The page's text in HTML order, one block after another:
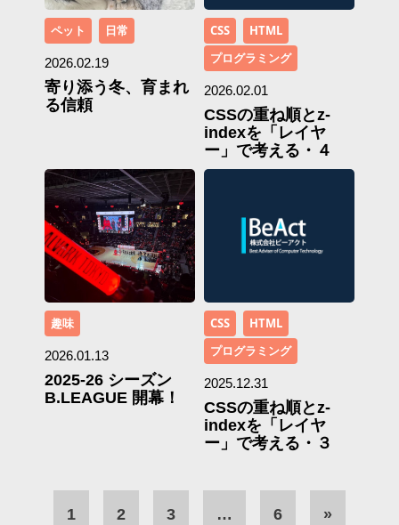
ペット 日常
2026.02.19
寄り添う冬、育まれ
る信頼
CSS
HTML
プログラミング
2026.02.01
CSSの重ね順とz-
indexを「レイヤ
ー」で考える・４
趣味
2026.01.13
2025-26 シーズン
B.LEAGUE 開幕！
CSS
HTML
プログラミング
2025.12.31
CSSの重ね順とz-
indexを「レイヤ
ー」で考える・３
1 2 3 … 6 »